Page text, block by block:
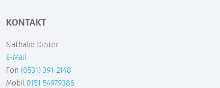
KONTAKT
Nathalie Dinter
E-Mail
Fon (0531) 391-2148
Mobil 0151 54979386